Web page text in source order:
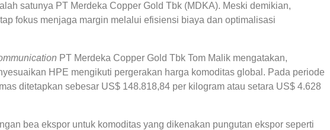
satunya PT Merdeka Copper Gold Tbk (MDKA). Meski demikian,
fokus menjaga margin melalui efisiensi biaya dan optimalisasi
PT Merdeka Copper Gold Tbk Tom Malik mengatakan,
HPE mengikuti pergerakan harga komoditas global. Pada periode
ditetapkan sebesar US$ 148.818,84 per kilogram atau setara US$ 4.628
bea ekspor untuk komoditas yang dikenakan pungutan ekspor seperti